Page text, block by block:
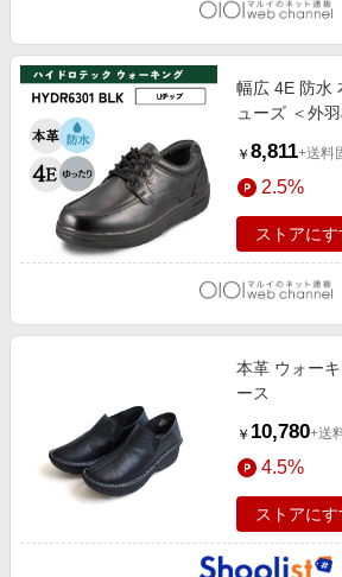
幅広 4E 防水
ューズ ＜外
￥ 8,811+送料
2.5%
ストアに
本革 ウォー
ース
￥ 10,780+送
4.5%
ストアに